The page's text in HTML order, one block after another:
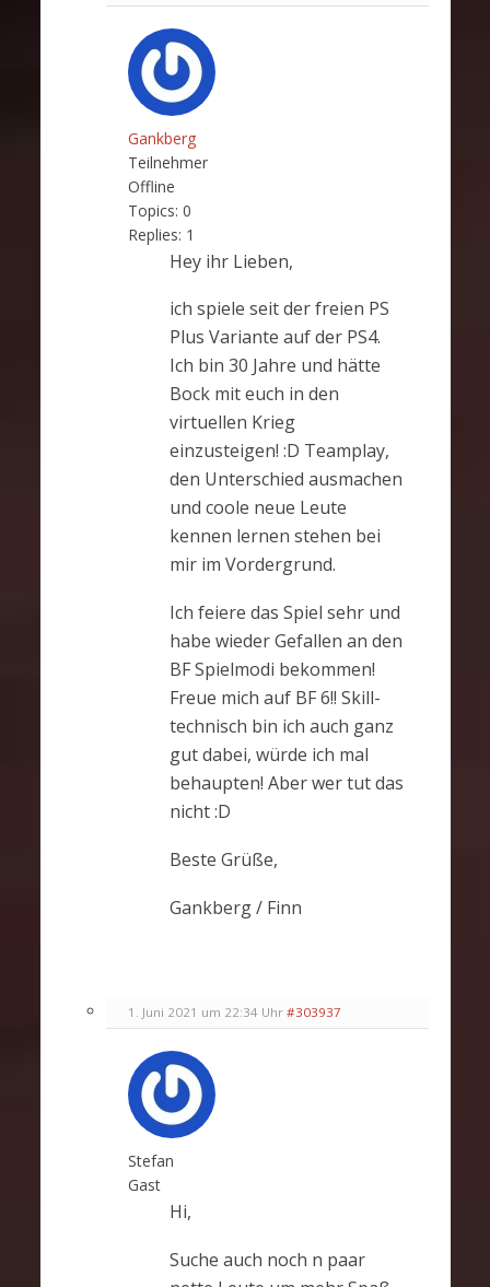
Gankberg
Teilnehmer
Offline
Topics: 0
Replies: 1
Hey ihr Lieben,
ich spiele seit der freien PS
Plus Variante auf der PS4.
Ich bin 30 Jahre und hätte
Bock mit euch in den
virtuellen Krieg
einzusteigen! :D Teamplay,
den Unterschied ausmachen
und coole neue Leute
kennen lernen stehen bei
mir im Vordergrund.
Ich feiere das Spiel sehr und
habe wieder Gefallen an den
BF Spielmodi bekommen!
Freue mich auf BF 6!! Skill-
technisch bin ich auch ganz
gut dabei, würde ich mal
behaupten! Aber wer tut das
nicht :D
Beste Grüße,
Gankberg / Finn
1. Juni 2021 um 22:34 Uhr #303937
Stefan
Gast
Hi,
Suche auch noch n paar